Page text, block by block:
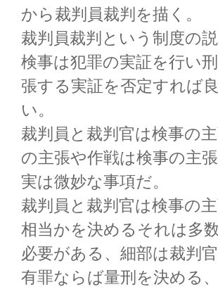
から裁判員裁判を描く。
裁判員裁判という制度の説
検事は犯罪の実証を行い
張する実証を否定すれば
い。
裁判員と裁判官は検事の
の主張や作戦は検事の主
実は微妙な事項だ。
裁判員と裁判官は検事の
相当かを決めるそれは多
必要がある、細部は裁判
有罪ならば量刑を決める